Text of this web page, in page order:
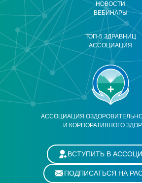
АССОЦИАЦИЯ
И КОРПОРАТИВНОГО
НОВОСТИ
ВЕБИНАРЫ
ТОП-5 ЗДРАВНИЦ
АССОЦИАЦИЯ
ВСТУПИТЬ В
ПОДПИСАТЬСЯ НА